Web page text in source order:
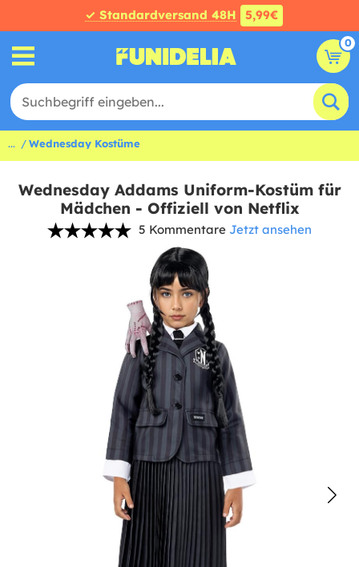
✓ Standardversand 48H 5,99€
0
... Wednesday Kostüme
Wednesday Addams Uniform-Kostüm für
Mädchen - Offiziell von Netflix
5 Kommentare Jetzt ansehen